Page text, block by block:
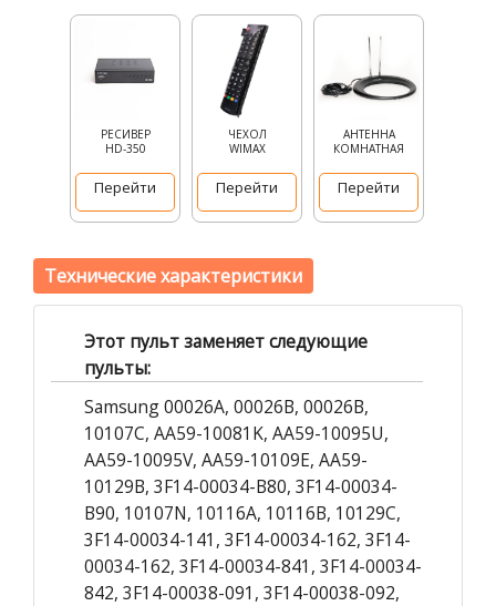
РЕСИВЕР
HD-350
Перейти
ЧЕХОЛ
WIMAX
Перейти
АНТЕННА
КОМНАТНАЯ
Перейти
Технические характеристики
Этот пульт заменяет следующие
пульты:
Samsung 00026A, 00026B, 00026B,
10107C, AA59-10081K, AA59-10095U,
AA59-10095V, AA59-10109E, AA59-
10129B, 3F14-00034-B80, 3F14-00034-
B90, 10107N, 10116A, 10116B, 10129C,
3F14-00034-141, 3F14-00034-162, 3F14-
00034-162, 3F14-00034-841, 3F14-00034-
842, 3F14-00038-091, 3F14-00038-092,